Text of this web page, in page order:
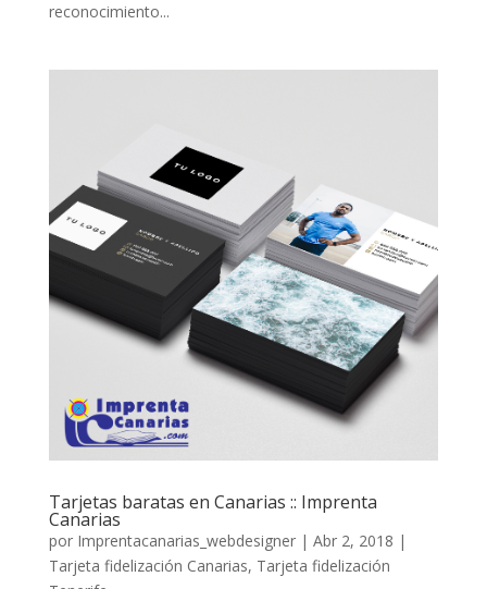
reconocimiento...
Tarjetas baratas en Canarias :: Imprenta
Canarias
por Imprentacanarias_webdesigner| Abr 2, 2018 |
Tarjeta fidelización Canarias, Tarjeta fidelización